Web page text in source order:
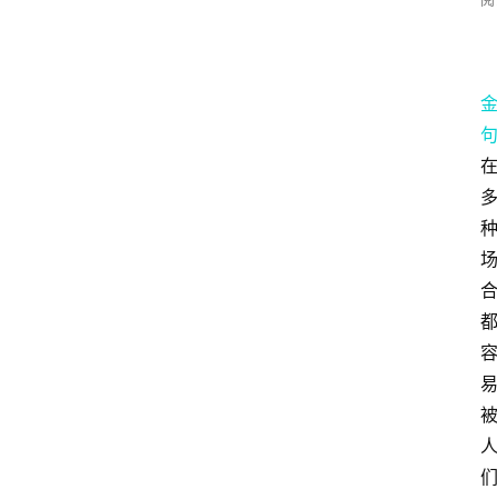
金
句
在
多
种
场
合
都
容
易
被
人
们